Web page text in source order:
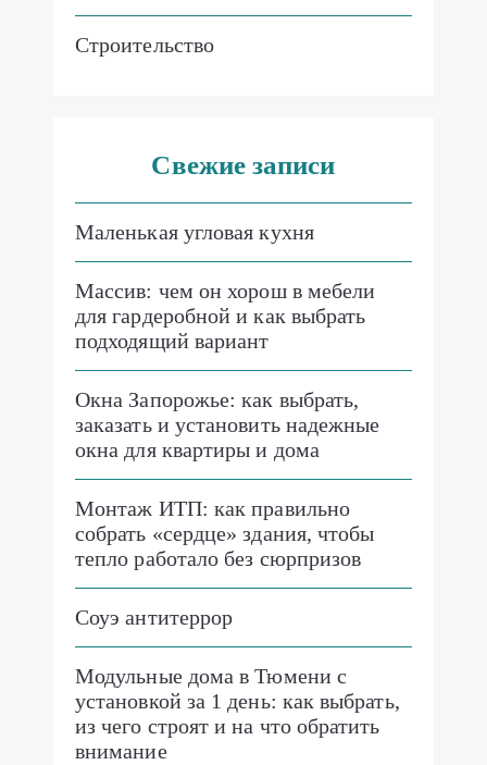
Строительство
Свежие записи
Маленькая угловая кухня
Массив: чем он хорош в мебели
для гардеробной и как выбрать
подходящий вариант
Окна Запорожье: как выбрать,
заказать и установить надежные
окна для квартиры и дома
Монтаж ИТП: как правильно
собрать «сердце» здания, чтобы
тепло работало без сюрпризов
Соуэ антитеррор
Модульные дома в Тюмени с
установкой за 1 день: как выбрать,
из чего строят и на что обратить
внимание